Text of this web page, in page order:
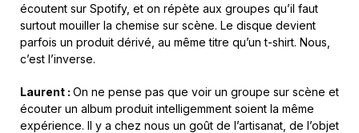
écoutent sur Spotify, et on répète aux groupes qu’il faut
surtout mouiller la chemise sur scène. Le disque devient
parfois un produit dérivé, au même titre qu’un t-shirt. Nous,
c’est l’inverse.
Laurent : On ne pense pas que voir un groupe sur scène et
écouter un album produit intelligemment soient la même
expérience. Il y a chez nous un goût de l’artisanat, de l’objet